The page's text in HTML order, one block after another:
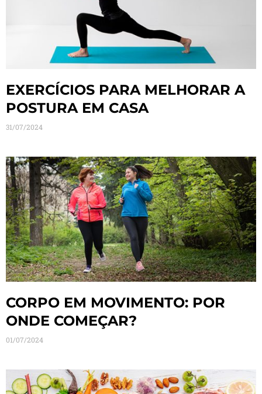
EXERCÍCIOS PARA MELHORAR A
POSTURA EM CASA
31/07/2024
CORPO EM MOVIMENTO: POR
ONDE COMEÇAR?
01/07/2024